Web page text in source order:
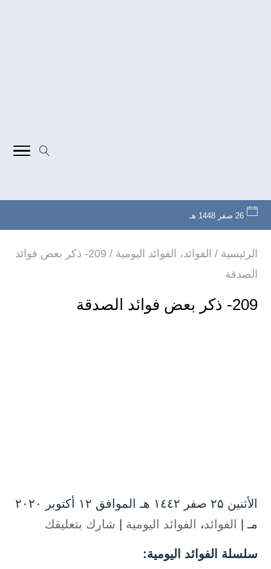
26 صفر 1448 هـ
الرئيسية / الفوائد، الفوائد اليومية /
209- ذكر بعض فوائد
الصدقة
209- ذكر بعض فوائد الصدقة
الأثنين ۲۵ صفر ۱٤٤۲ هـ الموافق ۱۲ أكتوبر ۲۰۲۰
مـ | الفوائد، الفوائد اليومية | شارك بتعليقك
سلسلة الفوائد اليومية: